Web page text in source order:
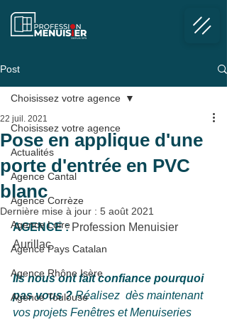
Post
Choisissez votre agence
Actualités
Agence Cantal
Agence Corrèze
Agence Loire
Agence Pays Catalan
Agence Rhône Isère
Agence Toulouse
Choisissez votre agence
Pose en applique d'une
porte d'entrée en PVC
blanc
22 juil. 2021
Dernière mise à jour : 5 août 2021
AGENCE : Profession Menuisier
Aurillac
Ils nous ont fait confiance pourquoi
pas vous ? Réalisez  dès maintenant
vos projets Fenêtres et Menuiseries